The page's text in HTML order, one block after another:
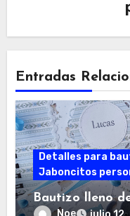
Entradas
Detalles para
Jaboncitos
Bautizo lleno
Noe